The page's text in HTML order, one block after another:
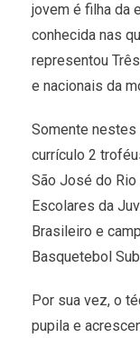
jovem é filha da
conhecida nas
representou
e nacionais da
Somente nestes
currículo 2
São José do
Escolares da
Brasileiro e
Basquetebol
Por sua vez, o
pupila e